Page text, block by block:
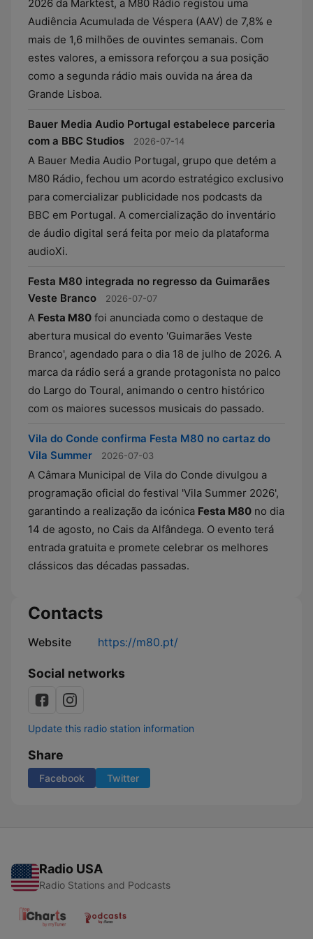
2026 da Marktest, a M80 Rádio registou uma
Audiência Acumulada de Véspera (AAV) de 7,8% e
mais de 1,6 milhões de ouvintes semanais. Com
estes valores, a emissora reforçou a sua posição
como a segunda rádio mais ouvida na área da
Grande Lisboa.
Bauer Media Audio Portugal estabelece parceria
com a BBC Studios
2026-07-14
A Bauer Media Audio Portugal, grupo que detém a
M80 Rádio, fechou um acordo estratégico exclusivo
para comercializar publicidade nos podcasts da
BBC em Portugal. A comercialização do inventário
de áudio digital será feita por meio da plataforma
audioXi.
Festa M80 integrada no regresso da Guimarães
Veste Branco
2026-07-07
A Festa M80 foi anunciada como o destaque de
abertura musical do evento 'Guimarães Veste
Branco', agendado para o dia 18 de julho de 2026. A
marca da rádio será a grande protagonista no palco
do Largo do Toural, animando o centro histórico
com os maiores sucessos musicais do passado.
Vila do Conde confirma Festa M80 no cartaz do
Vila Summer
2026-07-03
A Câmara Municipal de Vila do Conde divulgou a
programação oficial do festival 'Vila Summer 2026',
garantindo a realização da icónica Festa M80 no dia
14 de agosto, no Cais da Alfândega. O evento terá
entrada gratuita e promete celebrar os melhores
clássicos das décadas passadas.
Contacts
Website https://m80.pt/
Social networks
Update this radio station information
Share
Facebook Twitter
Radio USA
Radio Stations and Podcasts